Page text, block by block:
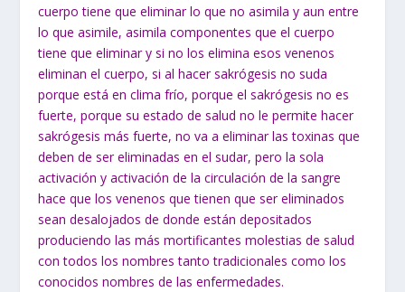
cuerpo tiene que eliminar lo que no asimila y aun entre
lo que asimile, asimila componentes que el cuerpo
tiene que eliminar y si no los elimina esos venenos
eliminan el cuerpo, si al hacer sakrógesis no suda
porque está en clima frío, porque el sakrógesis no es
fuerte, porque su estado de salud no le permite hacer
sakrógesis más fuerte, no va a eliminar las toxinas que
deben de ser eliminadas en el sudar, pero la sola
activación y activación de la circulación de la sangre
hace que los venenos que tienen que ser eliminados
sean desalojados de donde están depositados
produciendo las más mortificantes molestias de salud
con todos los nombres tanto tradicionales como los
conocidos nombres de las enfermedades.